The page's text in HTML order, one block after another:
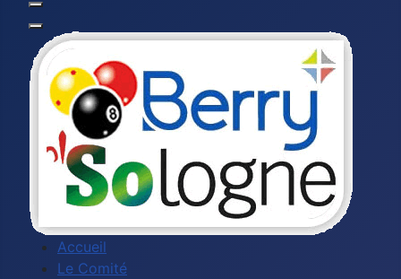
Accueil
Le Comité